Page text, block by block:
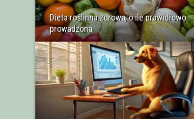
Dieta roślinna zdrowa, o ile prawidłowo
prowadzona